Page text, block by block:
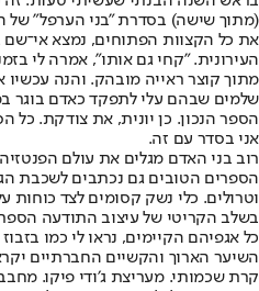
(מתוך שישה) בסדרת ״בני הערפל״ של
את כל הקצוות הפתוחים, נמצא
העירונית. ״קחי גם אותו״, אמרה לי
מתוך קוצר ראייה מובהק. והנה עכשיו
שלמים שבהם עלי לתפקד כאדם בוגר
הספר הנכון. כן יונית, את צודקת. כל
אני בסדר עם זה.
רוב בני האדם מגלים את עולם
הספרים הטובים גם נכתבים לשכבת
וטרולים. כלי נשק קסומים לצד כוחות
בשלב הקריטי של עיצוב התודעה
כל אגפיהם הקיימים, נראו לי כמו
השיער הארוך והקשיים החברתיים
קרת שכמותי. מעריצת ג׳ודי פיקו.